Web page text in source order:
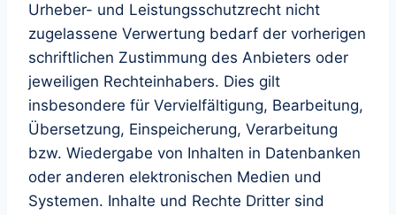
Urheber- und Leistungsschutzrecht nicht
zugelassene Verwertung bedarf der vorherigen
schriftlichen Zustimmung des Anbieters oder
jeweiligen Rechteinhabers. Dies gilt
insbesondere für Vervielfältigung, Bearbeitung,
Übersetzung, Einspeicherung, Verarbeitung
bzw. Wiedergabe von Inhalten in Datenbanken
oder anderen elektronischen Medien und
Systemen. Inhalte und Rechte Dritter sind